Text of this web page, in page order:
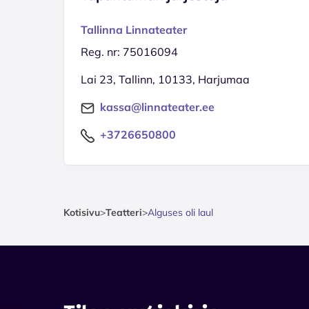
Tallinna Linnateater
Reg. nr: 75016094
Lai 23, Tallinn, 10133, Harjumaa
kassa@linnateater.ee
+3726650800
Kotisivu>Teatteri>Alguses oli laul